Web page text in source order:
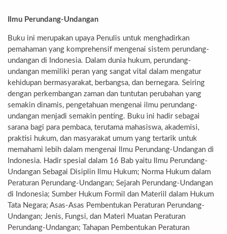
Ilmu Perundang-Undangan
Buku ini merupakan upaya Penulis untuk menghadirkan
pemahaman yang komprehensif mengenai sistem perundang-
undangan di Indonesia. Dalam dunia hukum, perundang-
undangan memiliki peran yang sangat vital dalam mengatur
kehidupan bermasyarakat, berbangsa, dan bernegara. Seiring
dengan perkembangan zaman dan tuntutan perubahan yang
semakin dinamis, pengetahuan mengenai ilmu perundang-
undangan menjadi semakin penting. Buku ini hadir sebagai
sarana bagi para pembaca, terutama mahasiswa, akademisi,
praktisi hukum, dan masyarakat umum yang tertarik untuk
memahami lebih dalam mengenai Ilmu Perundang-Undangan di
Indonesia. Hadir spesial dalam 16 Bab yaitu Ilmu Perundang-
Undangan Sebagai Disiplin Ilmu Hukum; Norma Hukum dalam
Peraturan Perundang-Undangan; Sejarah Perundang-Undangan
di Indonesia; Sumber Hukum Formil dan Materiil dalam Hukum
Tata Negara; Asas-Asas Pembentukan Peraturan Perundang-
Undangan; Jenis, Fungsi, dan Materi Muatan Peraturan
Perundang-Undangan; Tahapan Pembentukan Peraturan